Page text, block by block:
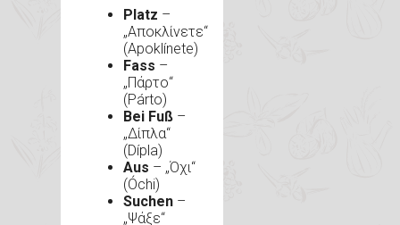
Platz –
„Αποκλίνετε“
(Apoklínete)
Fass –
„Πάρτο“
(Párto)
Bei Fuß –
„Δίπλα“
(Dípla)
Aus – „Όχι“
(Óchi)
Suchen –
„Ψάξε“